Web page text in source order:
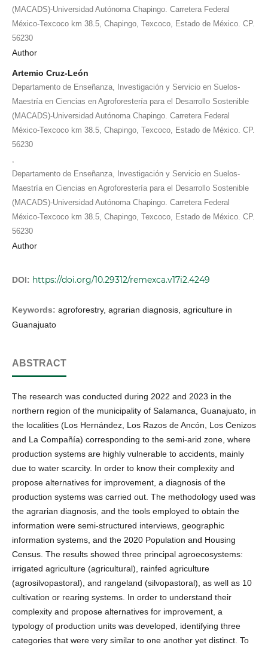
(MACADS)-Universidad Autónoma Chapingo. Carretera Federal
México-Texcoco km 38.5, Chapingo, Texcoco, Estado de México. CP.
56230
Author
Artemio Cruz-León
Departamento de Enseñanza, Investigación y Servicio en Suelos-
Maestría en Ciencias en Agroforestería para el Desarrollo Sostenible
(MACADS)-Universidad Autónoma Chapingo. Carretera Federal
México-Texcoco km 38.5, Chapingo, Texcoco, Estado de México. CP.
56230
Departamento de Enseñanza, Investigación y Servicio en Suelos-
Maestría en Ciencias en Agroforestería para el Desarrollo Sostenible
(MACADS)-Universidad Autónoma Chapingo. Carretera Federal
México-Texcoco km 38.5, Chapingo, Texcoco, Estado de México. CP.
56230
Author
DOI: https://doi.org/10.29312/remexca.v17i2.4249
Keywords: agroforestry, agrarian diagnosis, agriculture in
Guanajuato
ABSTRACT
The research was conducted during 2022 and 2023 in the
northern region of the municipality of Salamanca, Guanajuato, in
the localities (Los Hernández, Los Razos de Ancón, Los Cenizos
and La Compañía) corresponding to the semi-arid zone, where
production systems are highly vulnerable to accidents, mainly
due to water scarcity. In order to know their complexity and
propose alternatives for improvement, a diagnosis of the
production systems was carried out. The methodology used was
the agrarian diagnosis, and the tools employed to obtain the
information were semi-structured interviews, geographic
information systems, and the 2020 Population and Housing
Census. The results showed three principal agroecosystems:
irrigated agriculture (agricultural), rainfed agriculture
(agrosilvopastoral), and rangeland (silvopastoral), as well as 10
cultivation or rearing systems. In order to understand their
complexity and propose alternatives for improvement, a
typology of production units was developed, identifying three
categories that were very similar to one another yet distinct. To